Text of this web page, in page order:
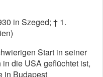
in Szeged; † 1.
Start in seiner
die USA geflüchtet ist,
in Budapest